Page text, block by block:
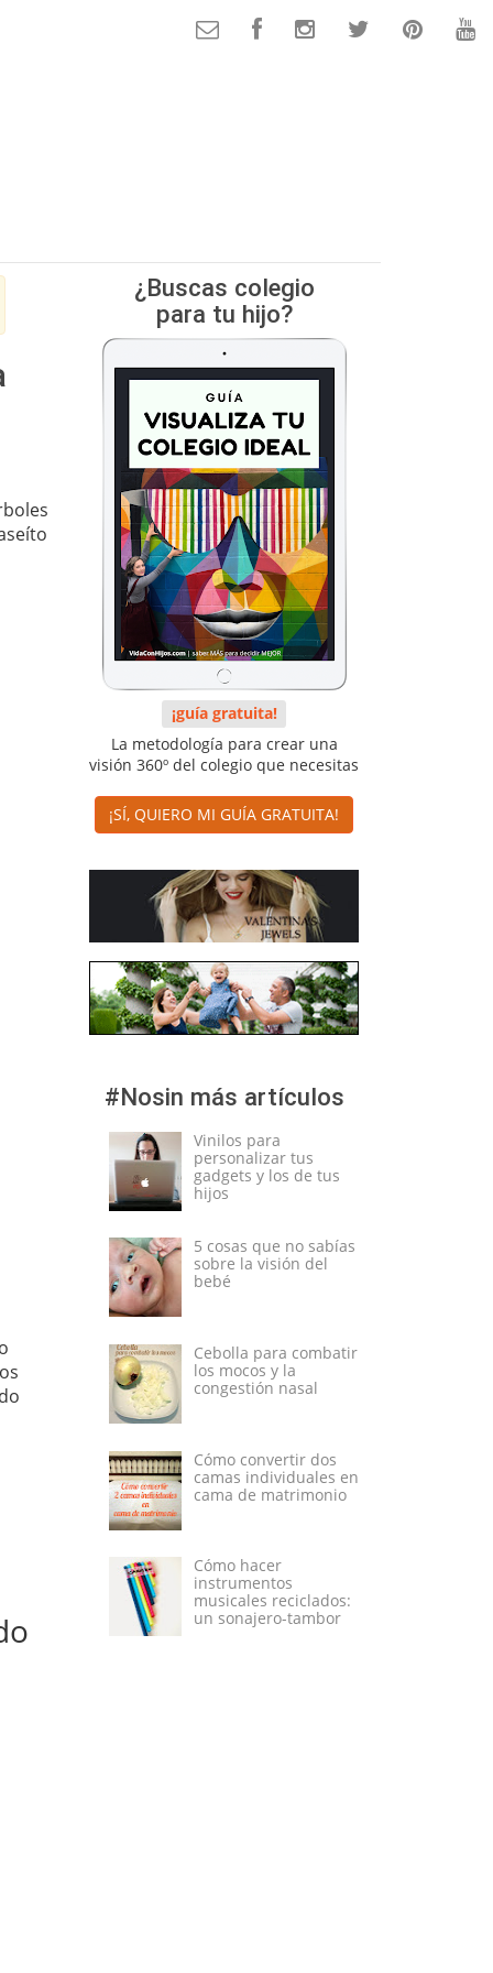
¿Buscas colegio
para tu hijo?
¡guía gratuita!
La metodología para crear una
visión 360º del colegio que necesitas
¡SÍ, QUIERO MI GUÍA GRATUITA!
#Nosin más artículos
Vinilos para
personalizar tus
gadgets y los de tus
hijos
5 cosas que no sabías
sobre la visión del
bebé
Cebolla para combatir
los mocos y la
congestión nasal
Cómo convertir dos
camas individuales en
cama de matrimonio
Cómo hacer
instrumentos
musicales reciclados:
un sonajero-tambor